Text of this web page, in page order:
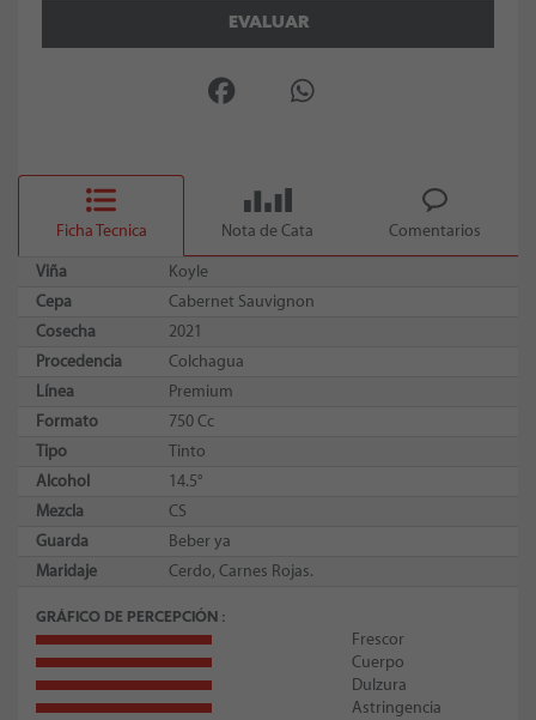
EVALUAR
Ficha Tecnica Nota de Cata Comentarios
Viña
Koyle
Cepa
Cabernet Sauvignon
Cosecha
2021
Procedencia
Colchagua
Línea
Premium
Formato
750 Cc
Tipo
Tinto
Alcohol
14.5°
Mezcla
CS
Guarda
Beber ya
Maridaje
Cerdo, Carnes Rojas.
GRÁFICO DE PERCEPCIÓN
Frescor
Cuerpo
Dulzura
Astringencia